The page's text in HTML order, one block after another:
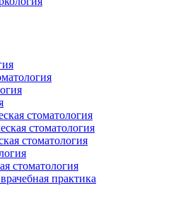
стоматология
стоматология
стоматология
стоматология
практика